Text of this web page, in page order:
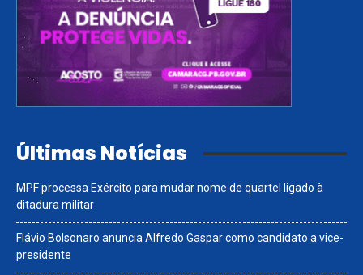
Últimas Notícias
MPF processa Exército para mudar nome de quartel ligado à
ditadura militar
Flávio Bolsonaro anuncia Alfredo Gaspar como candidato a vice-
presidente